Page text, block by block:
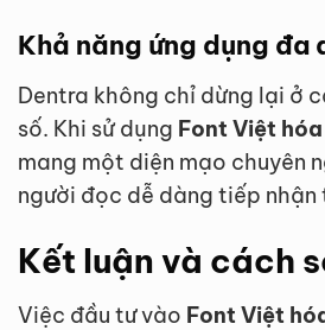
Khả năng ứng dụng đa
Dentra không chỉ dừng lại ở
số. Khi sử dụng Font Việt
mang một diện mạo chuyên
người đọc dễ dàng tiếp
Kết luận và cách
Việc đầu tư vào Font Việt